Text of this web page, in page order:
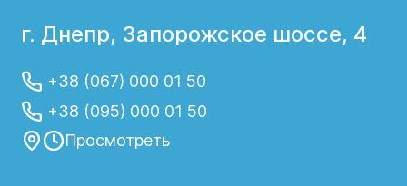
г. Днепр, Запорожское шоссе, 4
+38 (067) 000 01 50
+38 (095) 000 01 50
Просмотреть